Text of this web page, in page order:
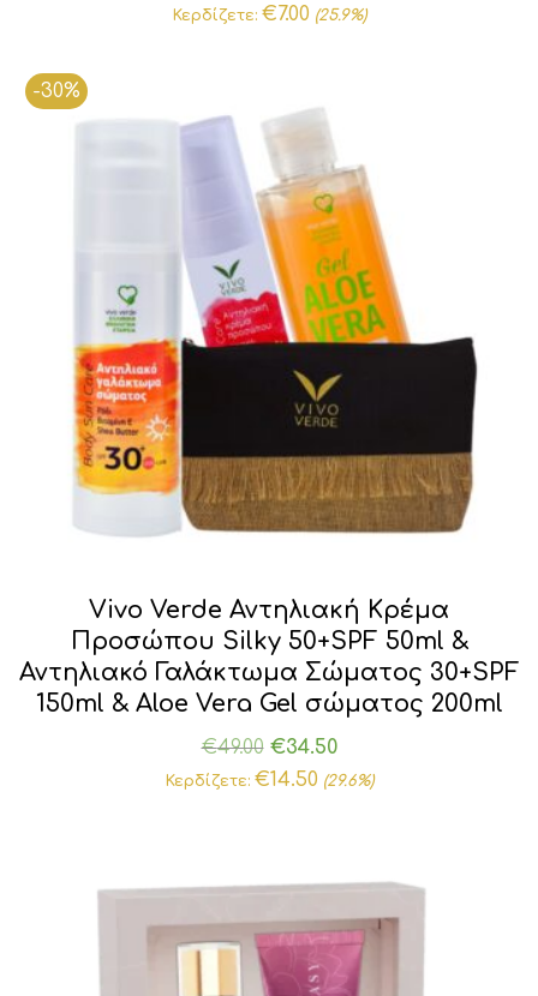
price τρέχουσα
Κερδίζετε: €7.00 (25.9%)
-30%
Vivo Verde Αντηλιακή Κρέμα
Προσώπου Silky 50+SPF 50ml &
Αντηλιακό Γαλάκτωμα Σώματος 30+SPF
150ml & Aloe Vera Gel σώματος 200ml
€49.00 Original
price
€34.50Η
τρέχουσα
Κερδίζετε: €14.50 (29.6%)